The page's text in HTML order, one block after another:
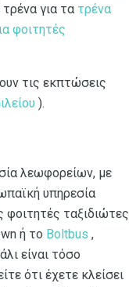
για τα τρένα
φοιτητές
τις εκπτώσεις
).
λεωφορείων, με
υπηρεσία
ταξιδιώτες
ή το Boltbus ,
είναι τόσο
ότι έχετε κλείσει